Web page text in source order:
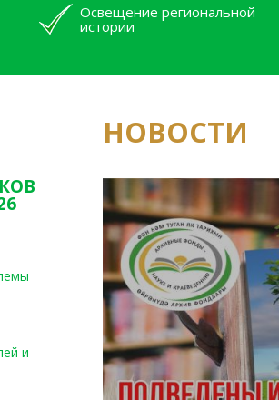
Освещение региональной
истории
и
НОВОСТИ
Юным